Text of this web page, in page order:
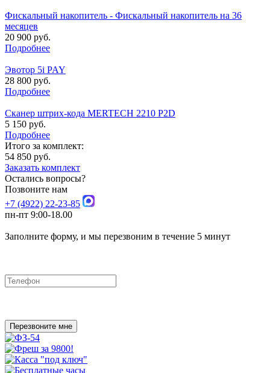
Фискальный накопитель - Фискальный накопитель на 36
месяцев
20 900 руб.
Подробнее
Эвотор 5i PAY
28 800 руб.
Подробнее
Сканер штрих-кода MERTECH 2210 P2D
5 150 руб.
Подробнее
Итого за комплект:
54 850 руб.
Заказать комплект
Остались вопросы?
Позвоните нам
+7 (4922) 22-23-85
пн-пт 9:00-18.00
Заполните форму, и мы перезвоним в течение 5 минут
Перезвоните мне